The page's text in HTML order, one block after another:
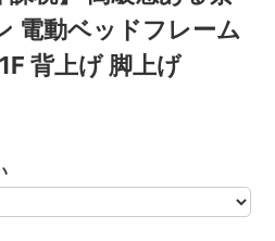
電動ベッドフレーム
背上げ 脚上げ